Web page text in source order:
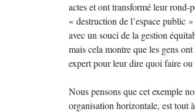
actes et ont transformé leur
« destruction de l’espace public
avec un souci de la gestion
mais cela montre que les gens
expert pour leur dire quoi faire ou
Nous pensons que cet exemple
organisation horizontale, est tout